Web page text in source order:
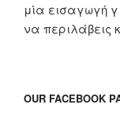
μία εισαγωγή
να περιλάβεις
OUR FACEBOOK